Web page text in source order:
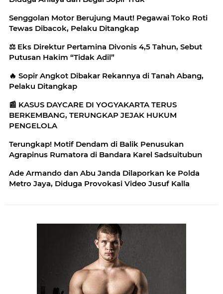
Senggolan Motor Berujung Maut! Pegawai Toko Roti
Tewas Dibacok, Pelaku Ditangkap
⚖️ Eks Direktur Pertamina Divonis 4,5 Tahun, Sebut
Putusan Hakim “Tidak Adil”
🔥 Sopir Angkot Dibakar Rekannya di Tanah Abang,
Pelaku Ditangkap
📰 KASUS DAYCARE DI YOGYAKARTA TERUS
BERKEMBANG, TERUNGKAP JEJAK HUKUM
PENGELOLA
Terungkap! Motif Dendam di Balik Penusukan
Agrapinus Rumatora di Bandara Karel Sadsuitubun
Ade Armando dan Abu Janda Dilaporkan ke Polda
Metro Jaya, Diduga Provokasi Video Jusuf Kalla